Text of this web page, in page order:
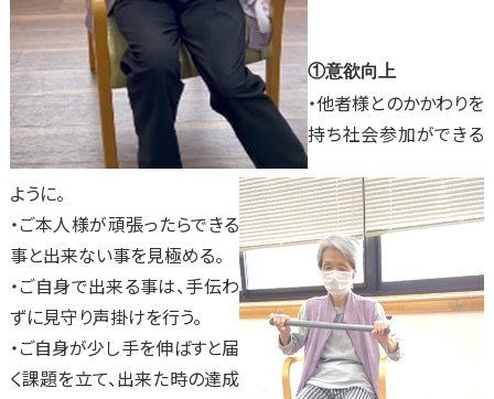
①意欲向上
・他者様とのかかわりを
持ち社会参加ができる
ように。
・ご本人様が頑張ったらできる
事と出来ない事を見極める。
・ご自身で出来る事は、手伝わ
ずに見守り声掛けを行う。
・ご自身が少し手を伸ばすと届
く課題を立て、出来た時の達成